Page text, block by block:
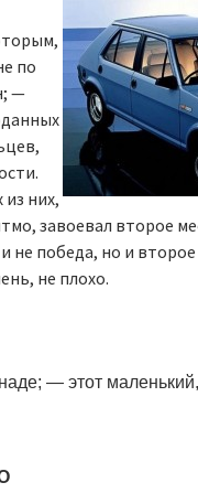
по
—
них,
завоевал второе
не победа, но и
не плохо.
—этот